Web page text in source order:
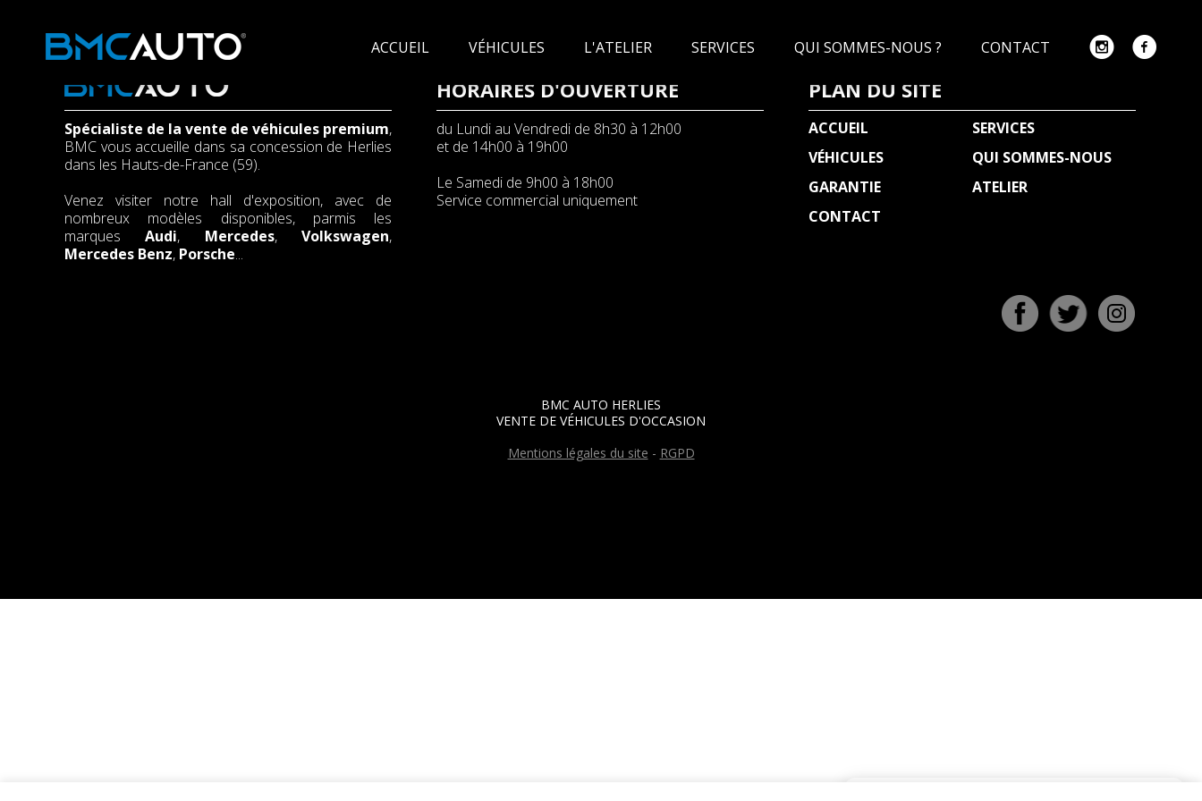
ACCUEIL VÉHICULES L'ATELIER SERVICES QUI SOMMES-NOUS ? CONTACT
Spécialiste de la vente de véhicules premium,
BMC vous accueille dans sa concession de Herlies
dans les Hauts-de-France (59).
Venez visiter notre hall d'exposition, avec de
nombreux modèles disponibles, parmis les
marquesAudi, Mercedes,Volkswagen,
Mercedes Benz, Porsche...
HORAIRES D'OUVERTURE
du Lundi au Vendredi de 8h30 à 12h00
et de 14h00 à 19h00
Le Samedi de 9h00 à 18h00
Service commercial uniquement
PLAN DU SITE
ACCUEIL
SERVICES
VÉHICULES
QUI SOMMES-NOUS
GARANTIE
ATELIER
CONTACT
BMC AUTO HERLIES
VENTE DE VÉHICULES D'OCCASION
Mentions légales du site - RGPD